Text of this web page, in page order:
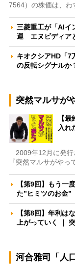
7564）の株価は、わ
三菱重工が「AIイ
運 エヌビディア
キオクシアHD「7
の反転シグナル
突然マルサが
【
入れ
2009年12月に発行
『突然マルサがや
【第9回】もう
た”ヒミツのお金
【第8回】年利
上がっていく ｜
河合雅司「人